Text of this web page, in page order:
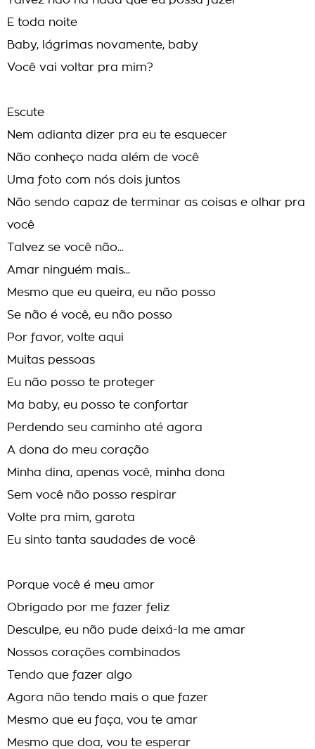
E toda noite
Baby, lágrimas novamente, baby
Você vai voltar pra mim?
Escute
Nem adianta dizer pra eu te esquecer
Não conheço nada além de você
Uma foto com nós dois juntos
Não sendo capaz de terminar as coisas e olhar pra
você
Talvez se você não...
Amar ninguém mais...
Mesmo que eu queira, eu não posso
Se não é você, eu não posso
Por favor, volte aqui
Muitas pessoas
Eu não posso te proteger
Ma baby, eu posso te confortar
Perdendo seu caminho até agora
A dona do meu coração
Minha dina, apenas você, minha dona
Sem você não posso respirar
Volte pra mim, garota
Eu sinto tanta saudades de você
Porque você é meu amor
Obrigado por me fazer feliz
Desculpe, eu não pude deixá-la me amar
Nossos corações combinados
Tendo que fazer algo
Agora não tendo mais o que fazer
Mesmo que eu faça, vou te amar
Mesmo que doa, vou te esperar